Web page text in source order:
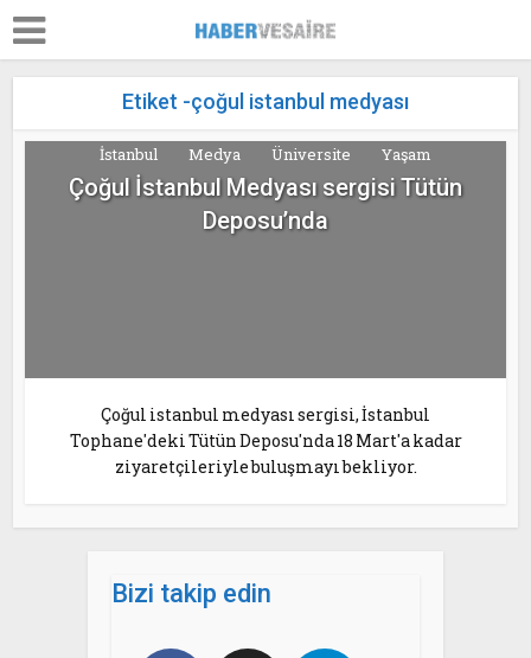
Etiket -çoğul istanbul medyası
İstanbul Medya Üniversite Yaşam
Çoğul İstanbul Medyası sergisi Tütün
Deposu’nda
Çoğul istanbul medyası sergisi, İstanbul
Tophane'deki Tütün Deposu'nda 18 Mart'a kadar
ziyaretçileriyle buluşmayı bekliyor.
Bizi takip edin